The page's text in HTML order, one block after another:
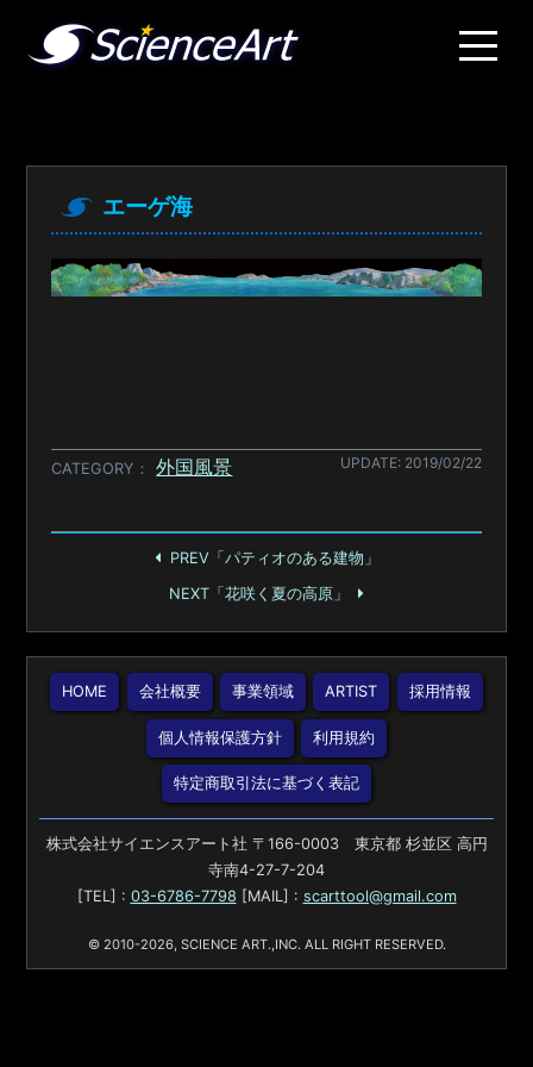
エーゲ海
CATEGORY 外国風景 UPDATE: 2019/02/22
PREV「パティオのある建物」
NEXT「花咲く夏の高原」
HOME 会社概要 事業領域 ARTIST 採用情報
個人情報保護方針 利用規約
特定商取引法に基づく表記
株式会社サイエンスアート社 〒166-0003 東京都 杉並区 高円
寺南4-27-7-204
[TEL] : 03-6786-7798 [MAIL] : scarttool@gmail.com
© 2010-2026, SCIENCE ART.,INC. ALL RIGHT RESERVED.